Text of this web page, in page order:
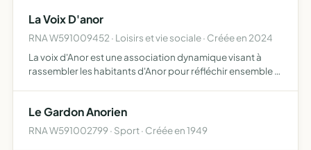
convention,…
La Voix D'anor
RNA W591009452 · Loisirs et vie sociale · Créée en 2024
La voix d'Anor est une association dynamique visant à
rassembler les habitants d'Anor pour réfléchir ensemble à
Le Gardon Anorien
RNA W591002799 · Sport · Créée en 1949